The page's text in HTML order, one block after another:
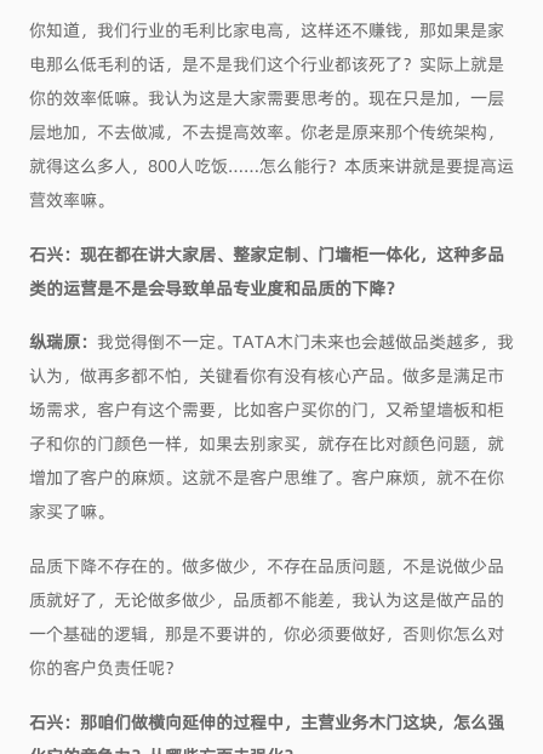
你知道，我们行业的毛利比家电高，这样还不赚钱，那如果是家
电那么低毛利的话，是不是我们这个行业都该死了？实际上就是
你的效率低嘛。我认为这是大家需要思考的。现在只是加，一层
层地加，不去做减，不去提高效率。你老是原来那个传统架构，
就得这么多人，800人吃饭……怎么能行？本质来讲就是要提高运
营效率嘛。
石兴：现在都在讲大家居、 整家定制、 门墙柜一体化，这种多品
类的运营是不是会导致单品专业度和品质的下降？
纵瑞原： 我觉得倒不一定。TATA木门未来也会越做品类越多，我
认为，做再多都不怕，关键看你有没有核心产品。做多是满足市
场需求，客户有这个需要，比如客户买你的门，又希望墙板和柜
子和你的门颜色一样，如果去别家买，就存在比对颜色问题，就
增加了客户的麻烦。这就不是客户思维了。客户麻烦，就不在你
家买了嘛。
品质下降不存在的。做多做少，不存在品质问题，不是说做少品
质就好了，无论做多做少，品质都不能差，我认为这是做产品的
一个基础的逻辑，那是不要讲的，你必须要做好，否则你怎么对
你的客户负责任呢？
石兴： 那咱们做横向延伸的过程中，主营业务木门这块，怎么强